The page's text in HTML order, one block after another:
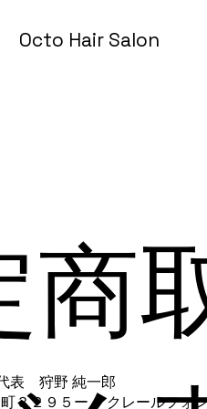
Octo Hair Salon
表 狩野 純一郎
３２９５ー４ クレールフ
商